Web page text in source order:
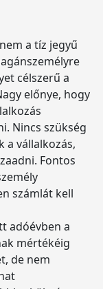
a tíz jegyű
célszerű a
előnye, hogy
Nincs szükség
a vállalkozás,
Fontos
számlát kell
adóévben a
mértékéig
de nem